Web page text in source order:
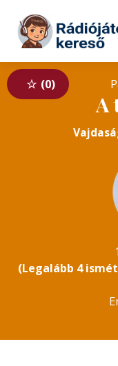
Tovább a tartalomhoz
0
A
(Legalább 4